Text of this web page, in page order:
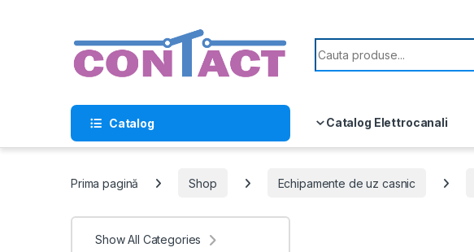
Search for:
Catalog Catalog Elettrocanali
Prima pagină Shop Echipamente de uz casnic
Show All Categories